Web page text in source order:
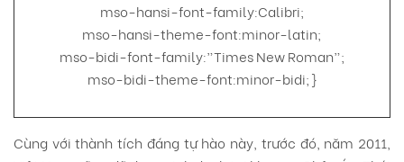
mso-hansi-font-family:Calibri;
mso-hansi-theme-font:minor-latin;
mso-bidi-font-family:”Times New Roman”;
mso-bidi-theme-font:minor-bidi;}
Cùng với thành tích đáng tự hào này, trước đó, năm 2011,